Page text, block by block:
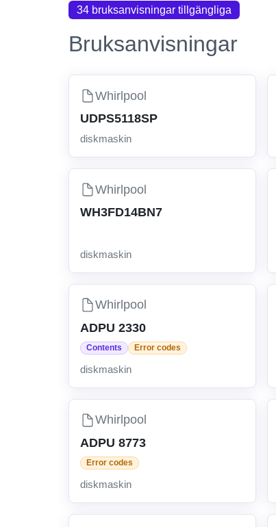
34 bruksanvisningar tillgängliga
Bruksanvisningar
Whirlpool
UDPS5118SP
diskmaskin
Whirlpool
WH3FD14BN7
diskmaskin
Whirlpool
ADPU 2330
Contents Error codes
diskmaskin
Whirlpool
ADPU 8773
Error codes
diskmaskin